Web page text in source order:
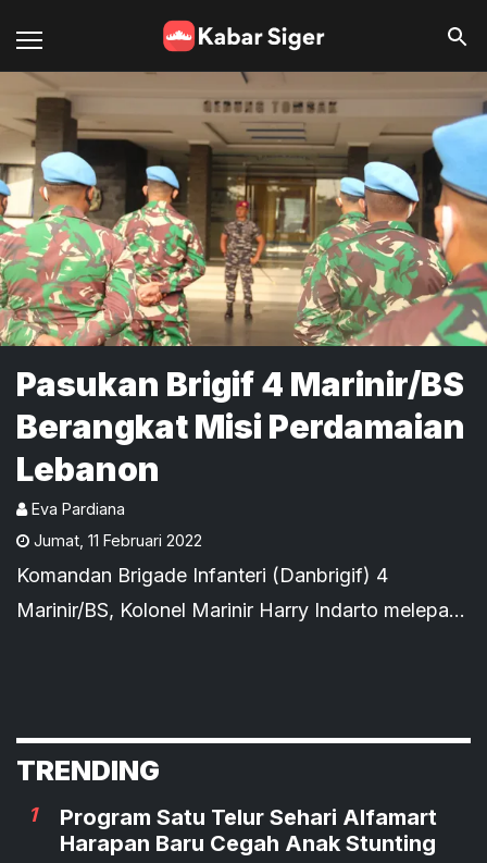
Pasukan Brigif 4 Marinir/BS
Berangkat Misi Perdamaian
Lebanon
Eva Pardiana
Jumat 11 Februari 2022
Komandan Brigade Infanteri (Danbrigif) 4
Marinir/BS, Kolonel Marinir Harry Indarto melepas
TRENDING
1
Program Satu Telur Sehari Alfamart
Harapan Baru Cegah Anak Stunting